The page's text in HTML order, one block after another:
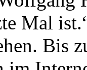
Mal
Bis